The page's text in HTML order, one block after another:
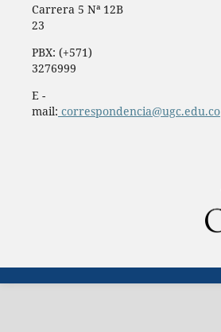
Carrera 5 Nª 12B
23
PBX: (+571)
3276999
E -
mail: correspondencia@ugc.edu.co